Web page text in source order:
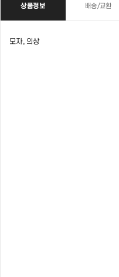
상품정보 배송/교환
모자, 의상